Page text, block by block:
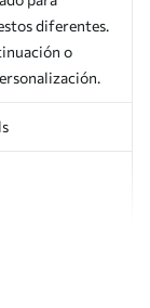
diferentes.
o